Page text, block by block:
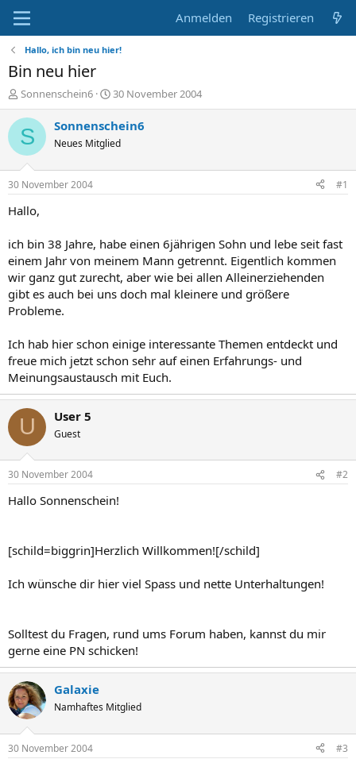
Anmelden Registrieren
Hallo, ich bin neu hier!
Bin neu hier
E
r
s
t
e
r
Sonnenschein6
E
r
s
e
t
30 November 2004
S Sonnenschein6
Neues Mitglied
30 November 2004 #1
Hallo,
ich bin 38 Jahre, habe einen 6jährigen Sohn und lebe seit fast
einem Jahr von meinem Mann getrennt. Eigentlich kommen
wir ganz gut zurecht, aber wie bei allen Alleinerziehenden
gibt es auch bei uns doch mal kleinere und größere
Probleme.
Ich hab hier schon einige interessante Themen entdeckt und
freue mich jetzt schon sehr auf einen Erfahrungs- und
Meinungsaustausch mit Euch.
U User 5
Guest
30 November 2004 #2
Hallo Sonnenschein!
[schild=biggrin]Herzlich Willkommen![/schild]
Ich wünsche dir hier viel Spass und nette Unterhaltungen!
Solltest du Fragen, rund ums Forum haben, kannst du mir
gerne eine PN schicken!
Galaxie
Namhaftes Mitglied
30 November 2004 #3